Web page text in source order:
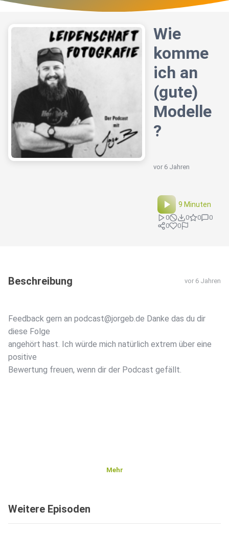
Wie
komme
ich an
(gute)
Modelle
?
vor 6 Jahren
9 Minuten
0 0 0
0
0
0
Beschreibung vor 6 Jahren
Feedback gern an podcast@jorgeb.de Danke das du dir
diese Folge
angehört hast. Ich würde mich natürlich extrem über eine
positive
Bewertung freuen, wenn dir der Podcast gefällt.
Mehr
Weitere Episoden